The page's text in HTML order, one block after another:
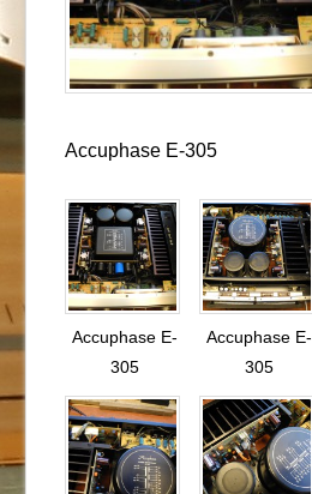
Accuphase E-305
Accuphase E-
305
Accuphase E-
305